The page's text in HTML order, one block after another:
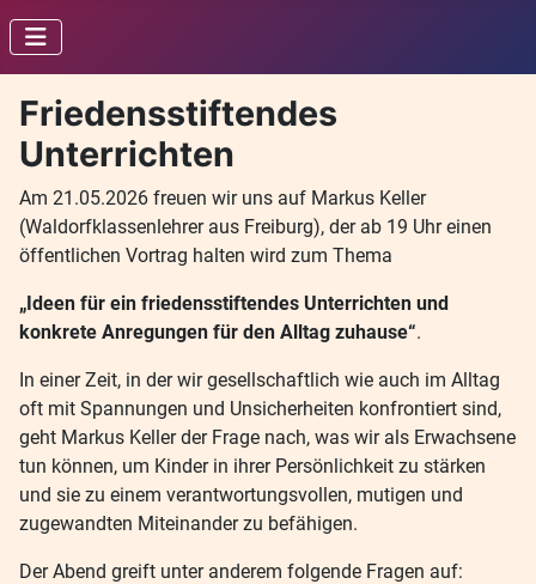
Friedensstiftendes
Unterrichten
Am 21.05.2026 freuen wir uns auf Markus Keller
(Waldorfklassenlehrer aus Freiburg), der ab 19 Uhr einen
öffentlichen Vortrag halten wird zum Thema
„Ideen für ein friedensstiftendes Unterrichten und
konkrete Anregungen für den Alltag zuhause“.
In einer Zeit, in der wir gesellschaftlich wie auch im Alltag
oft mit Spannungen und Unsicherheiten konfrontiert sind,
geht Markus Keller der Frage nach, was wir als Erwachsene
tun können, um Kinder in ihrer Persönlichkeit zu stärken
und sie zu einem verantwortungsvollen, mutigen und
zugewandten Miteinander zu befähigen.
Der Abend greift unter anderem folgende Fragen auf: